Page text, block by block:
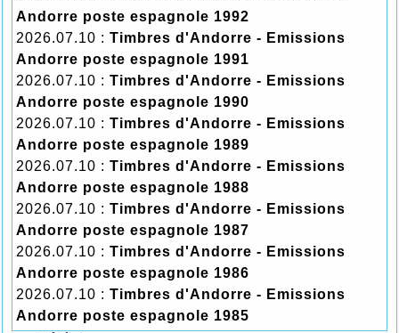
Andorre poste espagnole 1992
2026.07.10 : Timbres d'Andorre - Emissions
Andorre poste espagnole 1991
2026.07.10 : Timbres d'Andorre - Emissions
Andorre poste espagnole 1990
2026.07.10 : Timbres d'Andorre - Emissions
Andorre poste espagnole 1989
2026.07.10 : Timbres d'Andorre - Emissions
Andorre poste espagnole 1988
2026.07.10 : Timbres d'Andorre - Emissions
Andorre poste espagnole 1987
2026.07.10 : Timbres d'Andorre - Emissions
Andorre poste espagnole 1986
2026.07.10 : Timbres d'Andorre - Emissions
Andorre poste espagnole 1985